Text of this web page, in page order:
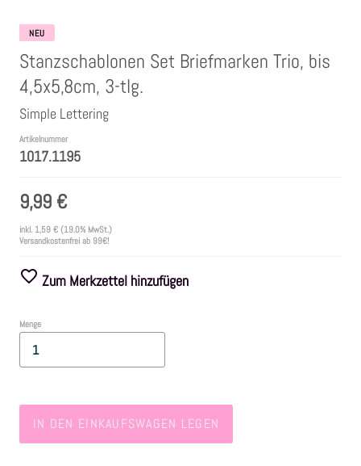
Präge-, Universal- Maskierschablonen
Papiere
Bänder & Garn
Siegelwachs /Papierschöpfen
Farben
Maritim/Sommer
NEU
Stanzschablonen Set Briefmarken Trio, bis
4,5x5,8cm, 3-tlg.
Simple Lettering
Artikelnummer
1017.1195
9,99 €
inkl. 1,59 € (19.0% MwSt.)
Versandkostenfrei ab 99€!
Zum Merkzettel hinzufügen
Menge
IN DEN EINKAUFSWAGEN LEGEN